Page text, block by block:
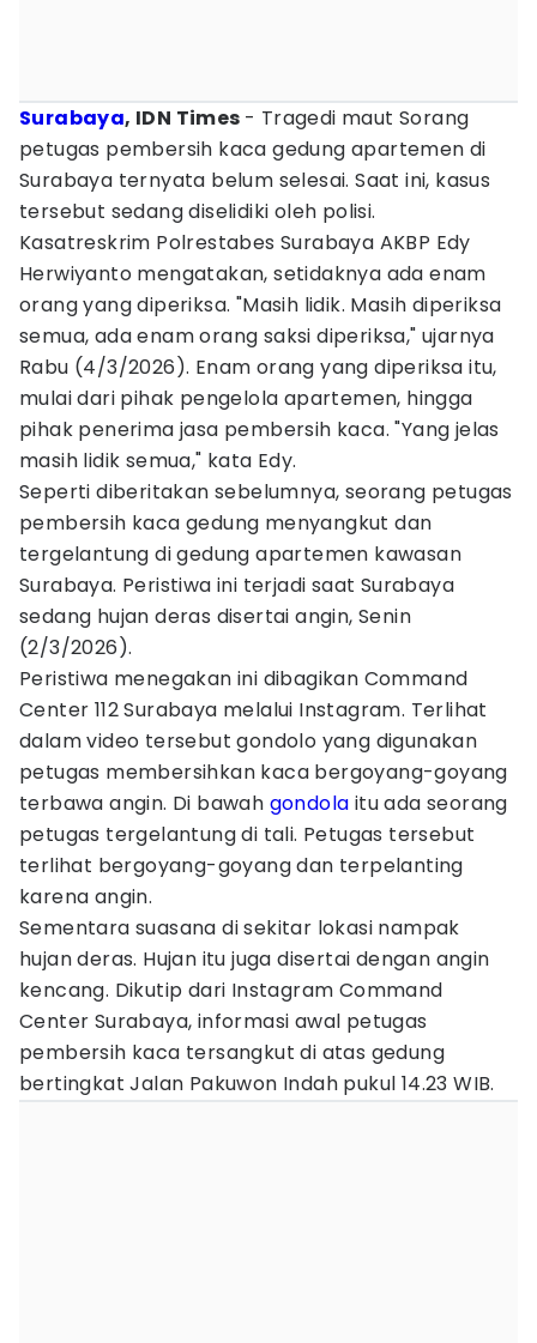
Surabaya, IDN Times - Tragedi maut Sorang
petugas pembersih kaca gedung apartemen di
Surabaya ternyata belum selesai. Saat ini, kasus
tersebut sedang diselidiki oleh polisi.
Kasatreskrim Polrestabes Surabaya AKBP Edy
Herwiyanto mengatakan, setidaknya ada enam
orang yang diperiksa. "Masih lidik. Masih diperiksa
semua, ada enam orang saksi diperiksa," ujarnya
Rabu (4/3/2026). Enam orang yang diperiksa itu,
mulai dari pihak pengelola apartemen, hingga
pihak penerima jasa pembersih kaca. "Yang jelas
masih lidik semua," kata Edy.
Seperti diberitakan sebelumnya, seorang petugas
pembersih kaca gedung menyangkut dan
tergelantung di gedung apartemen kawasan
Surabaya. Peristiwa ini terjadi saat Surabaya
sedang hujan deras disertai angin, Senin
(2/3/2026).
Peristiwa menegakan ini dibagikan Command
Center 112 Surabaya melalui Instagram. Terlihat
dalam video tersebut gondolo yang digunakan
petugas membersihkan kaca bergoyang-goyang
terbawa angin. Di bawah gondola itu ada seorang
petugas tergelantung di tali. Petugas tersebut
terlihat bergoyang-goyang dan terpelanting
karena angin.
Sementara suasana di sekitar lokasi nampak
hujan deras. Hujan itu juga disertai dengan angin
kencang. Dikutip dari Instagram Command
Center Surabaya, informasi awal petugas
pembersih kaca tersangkut di atas gedung
bertingkat Jalan Pakuwon Indah pukul 14.23 WIB.